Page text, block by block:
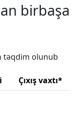
birbaşa
təqdim olunub
Çıxış vaxtı*